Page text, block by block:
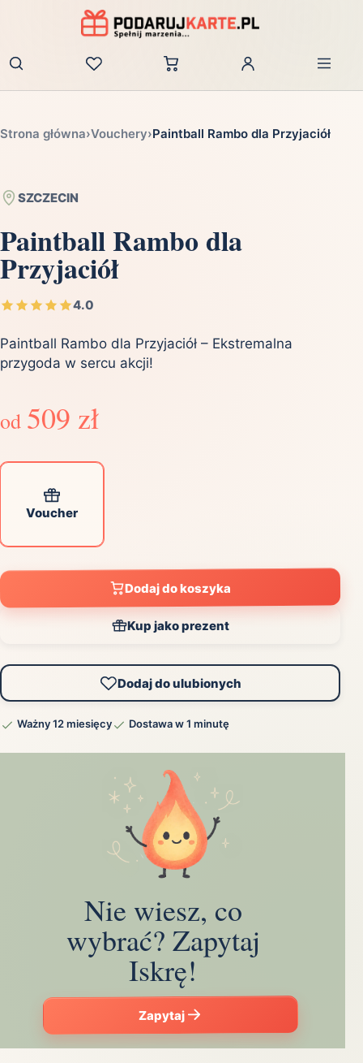
Zaloguj
Strona główna›Vouchery›Paintball Rambo dla Przyjaciół
SZCZECIN
Paintball Rambo dla
Przyjaciół
4.0
Paintball Rambo dla Przyjaciół – Ekstremalna
przygoda w sercu akcji!
od 509 zł
Voucher
Dodaj do koszyka
Kup jako prezent
Dodaj do ulubionych
Ważny 12 miesięcy Dostawa w 1 minutę
Nie wiesz, co
wybrać? Zapytaj
Iskrę!
Zapytaj